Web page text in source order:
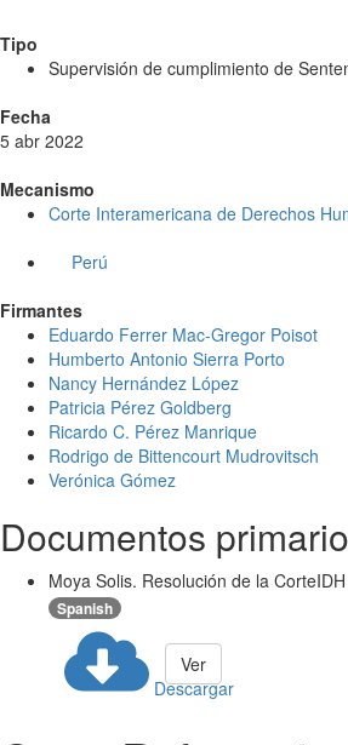
Tipo
Supervisión de cumplimiento de
Fecha
5 abr 2022
Mecanismo
Corte Interamericana de Derechos
Perú
Firmantes
Eduardo Ferrer Mac-Gregor Poisot
Humberto Antonio Sierra Porto
Nancy Hernández López
Patricia Pérez Goldberg
Ricardo C. Pérez Manrique
Rodrigo de Bittencourt Mudrovitsch
Verónica Gómez
Documentos
Moya Solis. Resolución de la
Spanish
Descargar
Ver